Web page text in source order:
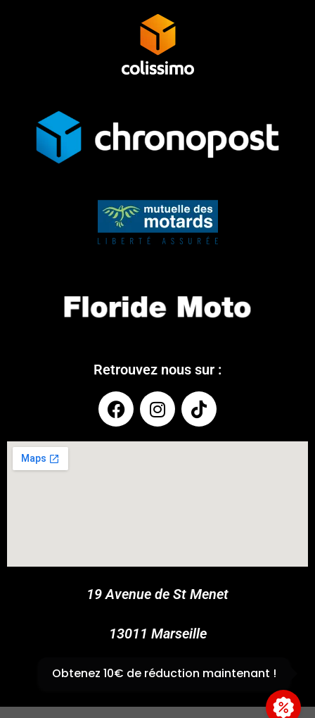
Retrouvez nous sur :
19 Avenue de St Menet
13011 Marseille
✆04 91 44 45 46
Obtenez 10€ de réduction maintenant !